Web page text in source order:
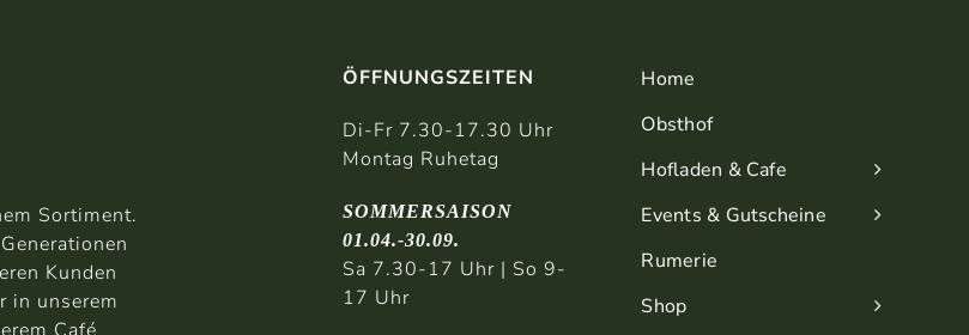
Sortiment.
Kunden
in unserem
ÖFFNUNGSZEITEN
Di-Fr 7.30-17.30 Uhr
Montag Ruhetag
SOMMERSAISON
01.04.-30.09.
Sa 7.30-17 Uhr | So 9-
17 Uhr
Home
Obsthof
Hofladen & Cafe
Events & Gutscheine
Rumerie
Shop